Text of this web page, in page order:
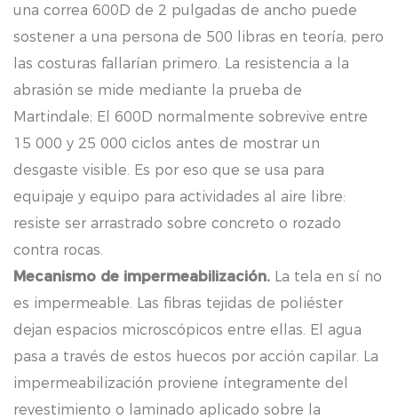
una correa 600D de 2 pulgadas de ancho puede
sostener a una persona de 500 libras en teoría, pero
las costuras fallarían primero. La resistencia a la
abrasión se mide mediante la prueba de
Martindale; El 600D normalmente sobrevive entre
15 000 y 25 000 ciclos antes de mostrar un
desgaste visible. Es por eso que se usa para
equipaje y equipo para actividades al aire libre:
resiste ser arrastrado sobre concreto o rozado
contra rocas.
Mecanismo de impermeabilización. La tela en sí no
es impermeable. Las fibras tejidas de poliéster
dejan espacios microscópicos entre ellas. El agua
pasa a través de estos huecos por acción capilar. La
impermeabilización proviene íntegramente del
revestimiento o laminado aplicado sobre la